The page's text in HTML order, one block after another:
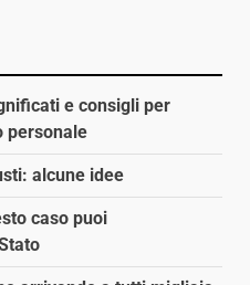
e consigli per
personale
alcune idee
caso puoi